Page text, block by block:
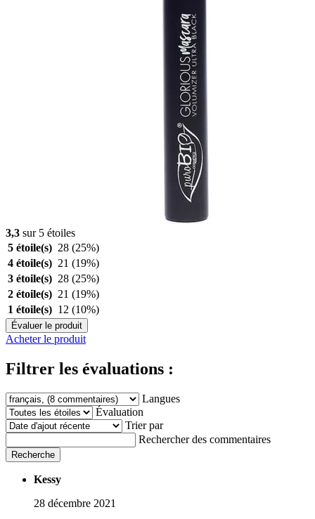
3,3 sur 5 étoiles
5 étoile(s) 28 (25%)
4 étoile(s) 21 (19%)
3 étoile(s) 28 (25%)
2 étoile(s) 21 (19%)
1 étoile(s) 12 (10%)
Évaluer le produit
Acheter le produit
Filtrer les évaluations :
Langues
Évaluation
Trier par
Rechercher des commentaires
Recherche
Kessy
28 décembre 2021